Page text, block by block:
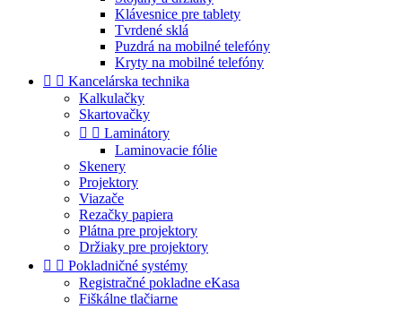
Klávesnice pre tablety
Tvrdené sklá
Puzdrá na mobilné telefóny
Kryty na mobilné telefóny
  Kancelárska technika
Kalkulačky
Skartovačky
  Laminátory
Laminovacie fólie
Skenery
Projektory
Viazače
Rezačky papiera
Plátna pre projektory
Držiaky pre projektory
  Pokladničné systémy
Registračné pokladne eKasa
Fiškálne tlačiarne